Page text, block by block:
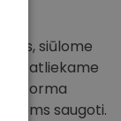
siūlome
atliekame
saugoti.